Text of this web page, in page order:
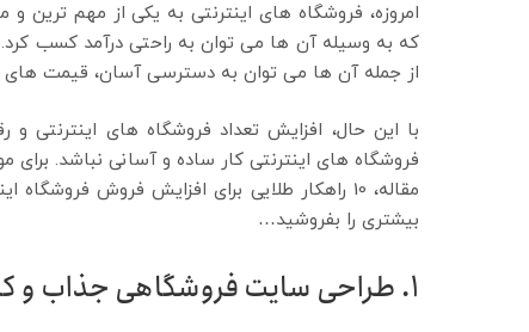
امروزه، فروشگاه های اینترنتی به یکی از مهم
که به وسیله آن ها می توان به راحتی درآمد کسب
از جمله آن ها می توان به دسترسی آسان، قیمت های
با این حال، افزایش تعداد فروشگاه های
فروشگاه های اینترنتی کار ساده و آسانی نباشد. برای
مقاله، 10 راهکار طلایی برای افزایش فروش
بیشتری را بفروشید…
1. طراحی سایت فروشگاهی جذاب و کاربرپسند